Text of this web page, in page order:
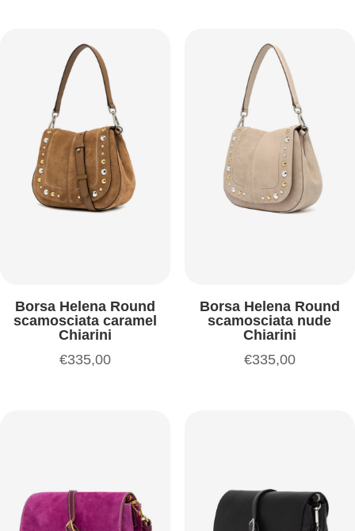
Borsa Helena Round
scamosciata caramel
Chiarini
€335,00
Borsa Helena Round
scamosciata nude
Chiarini
€335,00